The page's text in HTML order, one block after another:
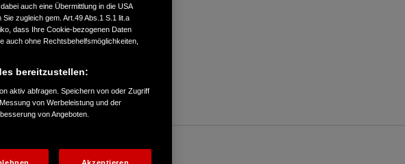
auch eine Übermittlung in die USA
zugleich gem. Art.49 Abs.1 S.1 lit.a
dass Ihre Cookie-bezogenen Daten
ohne Rechtsbehelfsmöglichkeiten,
bereitzustellen:
aktiv abfragen. Speichern von oder Zugriff
von Werbeleistung und der
von Angeboten.